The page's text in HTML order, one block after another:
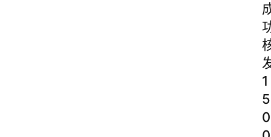
1
5
0